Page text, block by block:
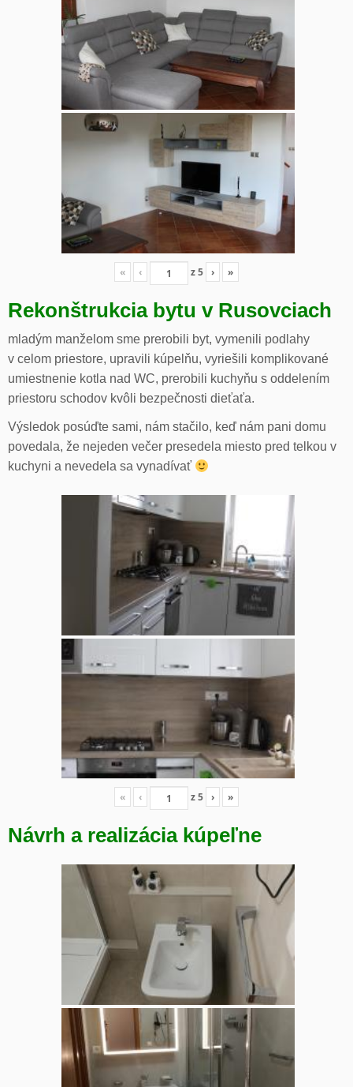
« ‹ z5 › »
Rekonštrukcia bytu v Rusovciach
mladým manželom sme prerobili byt, vymenili podlahy
v celom priestore, upravili kúpelňu, vyriešili komplikované
umiestnenie kotla nad WC, prerobili kuchyňu s oddelením
priestoru schodov kvôli bezpečnosti dieťaťa.
Výsledok posúďte sami, nám stačilo, keď nám pani domu
povedala, že nejeden večer presedela miesto pred telkou v
kuchyni a nevedela sa vynadívať
« ‹ z5 › »
Návrh a realizácia kúpeľne